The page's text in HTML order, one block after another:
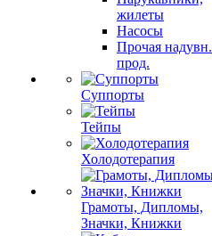
жилеты
Насосы
Прочая надувн.
прод.
Суппорты
Тейпы
Холодотерапия
Грамоты, Дипломы,
Значки, Книжки